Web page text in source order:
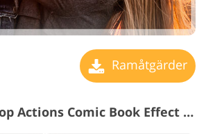
Ramåtgärder
Gratis Photoshop Actions Comic Book Effect #23 "Shimmer"